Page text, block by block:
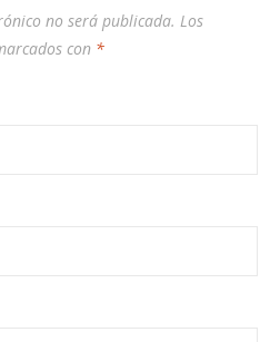
no será publicada. Los
con *